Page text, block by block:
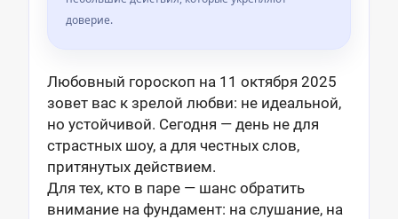
доверие.
Любовный гороскоп на 11 октября 2025
зовет вас к зрелой любви: не идеальной,
но устойчивой. Сегодня — день не для
страстных шоу, а для честных слов,
притянутых действием.
Для тех, кто в паре — шанс обратить
внимание на фундамент: на слушание, на